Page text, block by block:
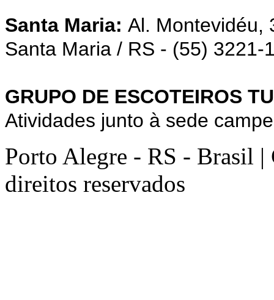
Santa Maria: Al. Montevidéu,
Santa Maria / RS - (55) 3221-
GRUPO DE ESCOTEIROS
Atividades junto à sede
Porto Alegre - RS - Brasil
direitos reservados